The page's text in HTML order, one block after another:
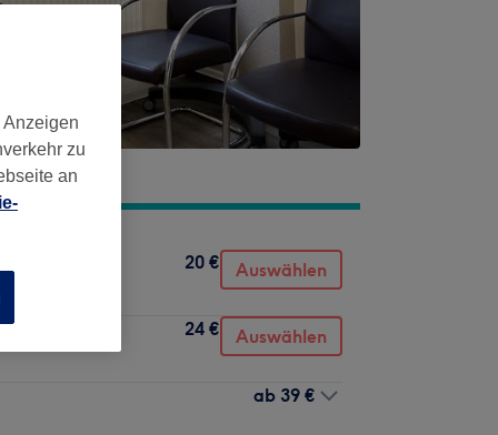
20 € Auswählen
24 € Auswählen
ab 39 €
zu
an